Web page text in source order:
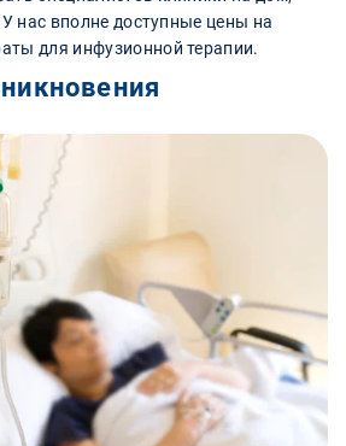
нас вполне доступные цены на
для инфузионной терапии.